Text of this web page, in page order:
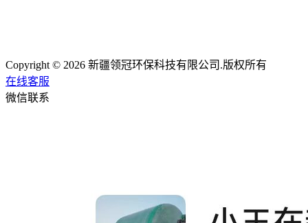
Copyright © 2026 新疆领冠环保科技有限公司.版权所有
在线客服
微信联系